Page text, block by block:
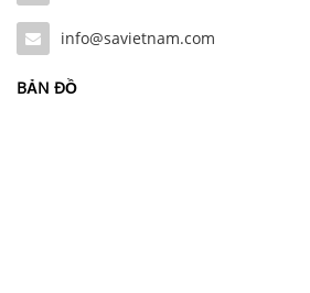
info@savietnam.com
BẢN ĐỒ